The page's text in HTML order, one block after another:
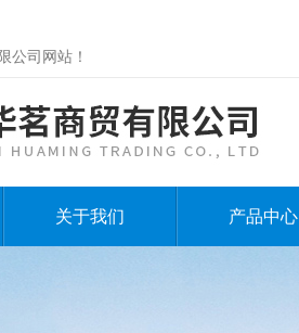
公司网站！
关于我们 产品中心